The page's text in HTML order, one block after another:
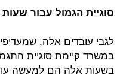
סוגיית הגמול עבור
לגבי עובדים אלה,
במשרד קיימת סוגיית
בשעות אלה הם למעשה